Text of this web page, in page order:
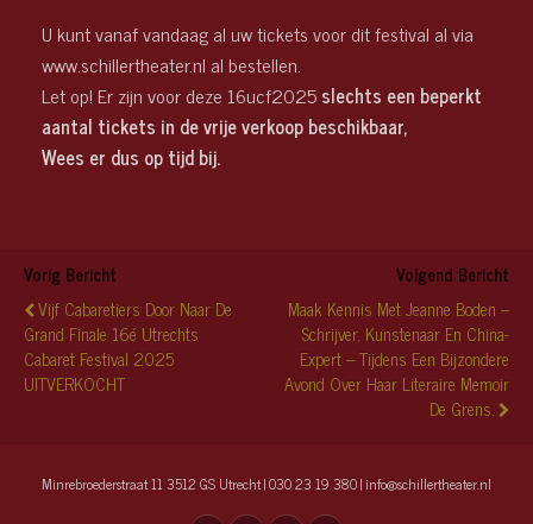
U kunt vanaf vandaag al uw tickets voor dit festival al via
www.schillertheater.nl al bestellen.
Let op! Er zijn voor deze 16ucf2025slechts een beperkt
aantal tickets in de vrije verkoop beschikbaar,
Wees er dus op tijd bij.
Vorig Bericht
Vijf Cabaretiers Door Naar De
Grand Finale 16é Utrechts
Cabaret Festival 2025
UITVERKOCHT
Volgend Bericht
Maak Kennis Met Jeanne Boden –
Schrijver, Kunstenaar En China-
Expert – Tijdens Een Bijzondere
Avond Over Haar Literaire Memoir
De Grens.
Minrebroederstraat 11 3512 GS Utrecht | 030 23 19 380 | info@schillertheater.nl